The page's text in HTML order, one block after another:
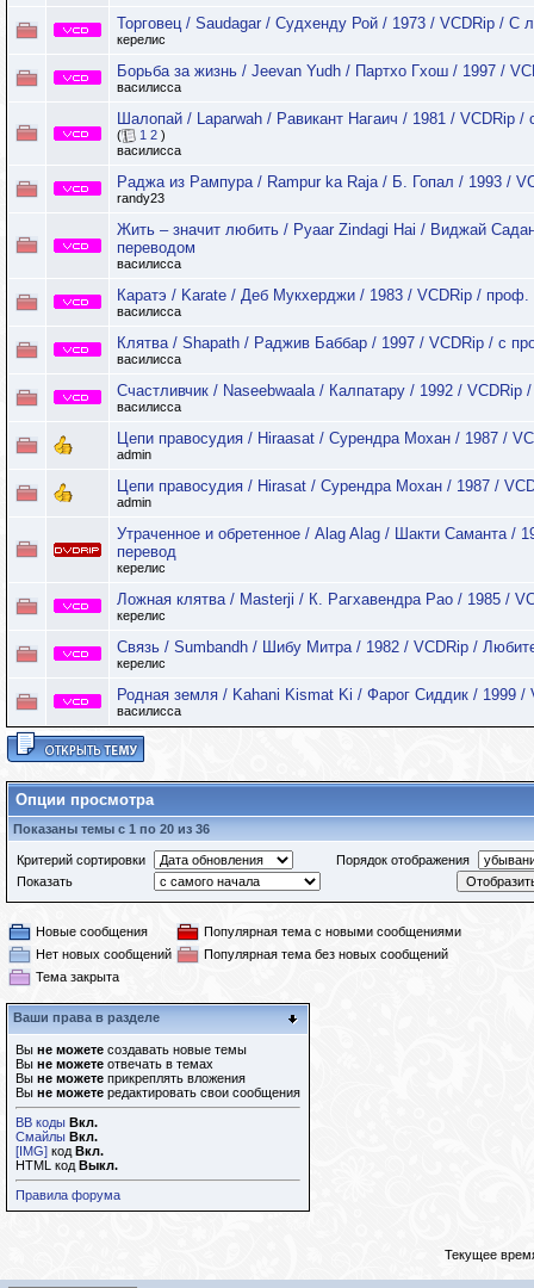
Торговец / Saudagar / Судхенду Рой / 1973 / VCDRip / С
керелис
Борьба за жизнь / Jeevan Yudh / Партхо Гхош / 1997 /
василисса
Шалопай / Laparwah / Равикант Нагаич / 1981 / VCDRip
( 1 2 )
василисса
Раджа из Рампура / Rampur ka Raja / Б. Гопал / 1993 /
randy23
Жить – значит любить / Pyaar Zindagi Hai / Виджай
переводом
василисса
Каратэ / Karate / Деб Мукхерджи / 1983 / VCDRip / проф.
василисса
Клятва / Shapath / Раджив Баббар / 1997 / VCDRip / с
василисса
Счастливчик / Naseebwaala / Калпатару / 1992 /
василисса
Цепи правосудия / Hiraasat / Сурендра Мохан / 1987 /
admin
Цепи правосудия / Hirasat / Сурендра Мохан / 1987 /
admin
Утраченное и обретенное / Alag Alag / Шакти Саманта /
перевод
керелис
Ложная клятва / Masterji / К. Рагхавендра Рао / 1985 /
керелис
Связь / Sumbandh / Шибу Митра / 1982 / VCDRip /
керелис
Родная земля / Kahani Kismat Ki / Фарог Сиддик / 1999 /
василисса
Опции просмотра
Показаны темы с 1 по 20 из 36
Критерий сортировки
Порядок отображения
Показать
Новые сообщения
Популярная тема с новыми сообщениями
Нет новых сообщений
Популярная тема без новых сообщений
Тема закрыта
Ваши права в разделе
Вы не можете создавать новые темы
Вы не можете отвечать в темах
Вы не можете прикреплять вложения
Вы не можете редактировать свои сообщения
BB коды Вкл.
Смайлы Вкл.
[IMG] код Вкл.
HTML код Выкл.
Правила форума
Текущее